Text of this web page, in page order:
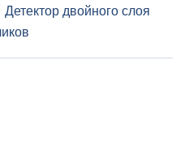
Детектор двойного слоя